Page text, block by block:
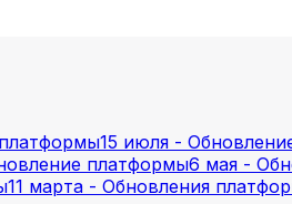
15 июля -
платформы6 мая -
11 марта - Обновления